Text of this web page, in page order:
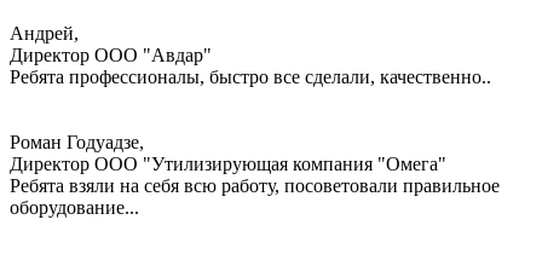
Андрей,
Директор ООО "Авдар"
Ребята профессионалы, быстро все сделали, качественно..
Роман Годуадзе,
Директор ООО "Утилизирующая компания "Омега"
Ребята взяли на себя всю работу, посоветовали правильное
оборудование...